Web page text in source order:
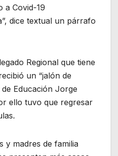
a Covid-19
dice textual un párrafo
Regional que tiene
un “jalón de
Educación Jorge
ello tuvo que regresar
y madres de familia